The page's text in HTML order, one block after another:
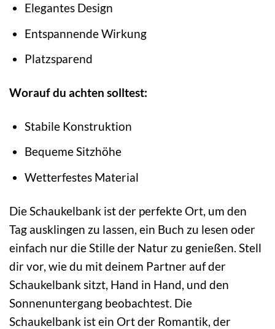
Elegantes Design
Entspannende Wirkung
Platzsparend
Worauf du achten solltest:
Stabile Konstruktion
Bequeme Sitzhöhe
Wetterfestes Material
Die Schaukelbank ist der perfekte Ort, um den
Tag ausklingen zu lassen, ein Buch zu lesen oder
einfach nur die Stille der Natur zu genießen. Stell
dir vor, wie du mit deinem Partner auf der
Schaukelbank sitzt, Hand in Hand, und den
Sonnenuntergang beobachtest. Die
Schaukelbank ist ein Ort der Romantik, der